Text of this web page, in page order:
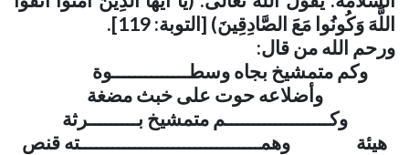
اللَّهَ وَكُونُوا مَعَ الصَّادِقِينَ) [التوبة: 119]
.
ورحم الله من قال:
وكم متمشيخ بجاه وسطــــــــــــــوة
وأضلاعه حوت على خبث مضغة
وكـــــــــــــــــــم متمشيخ بـــــــــرثة
هيئة وهمـــــــــــــــــــــــــــــــــته قنص